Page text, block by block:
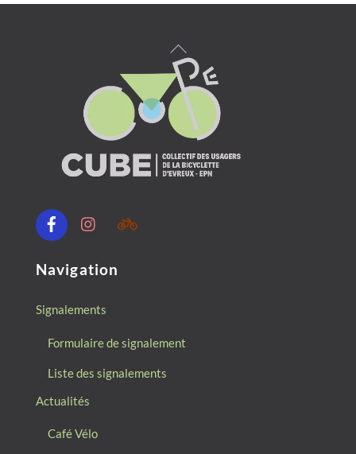
Back
To
Top
Facebook
Navigation
Signalements
Formulaire de signalement
Liste des signalements
Actualités
Café Vélo